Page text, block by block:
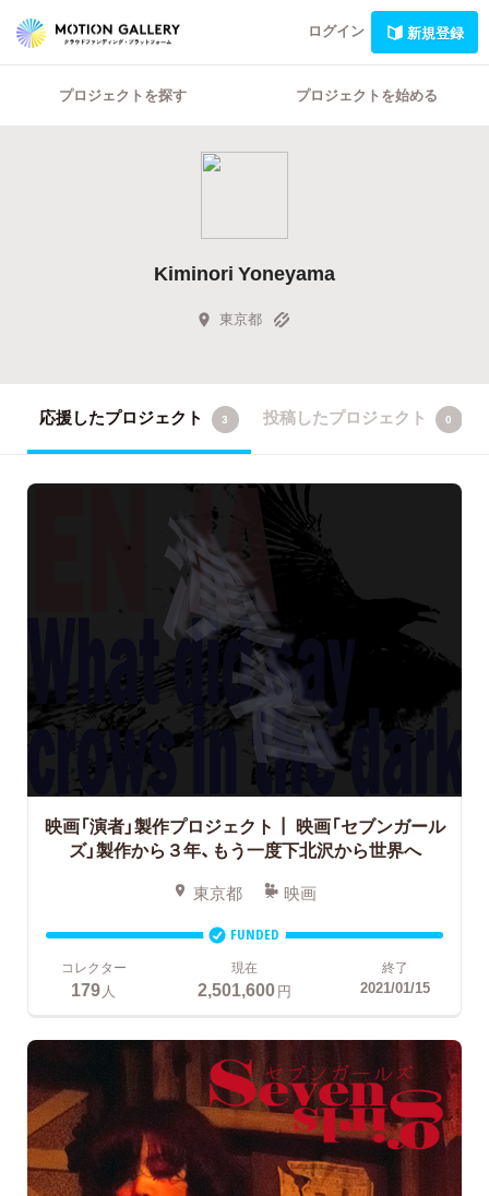
ログイン 新規登録
プロジェクトを探す プロジェクトを始める
Kiminori Yoneyama
東京都
応援したプロジェクト 3 投稿したプロジェクト 0
映画「演者」製作プロジェクト┃ 映画「セブンガール
ズ」製作から３年、もう一度下北沢から世界へ
東京都 映画
FUNDED
コレクター
179 人
現在
2,501,600円
終了
2021/01/15